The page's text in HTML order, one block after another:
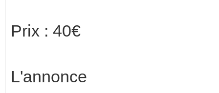
Prix : 40€
L'annonce